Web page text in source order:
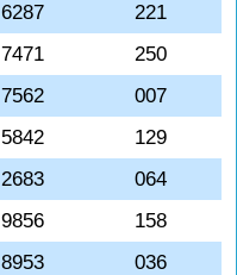
6287
221
7471
250
7562
007
5842
129
2683
064
9856
158
8953
036